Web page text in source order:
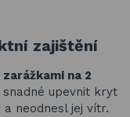
zajištění
na 2
upevnit kryt
neodnesl jej vítr.